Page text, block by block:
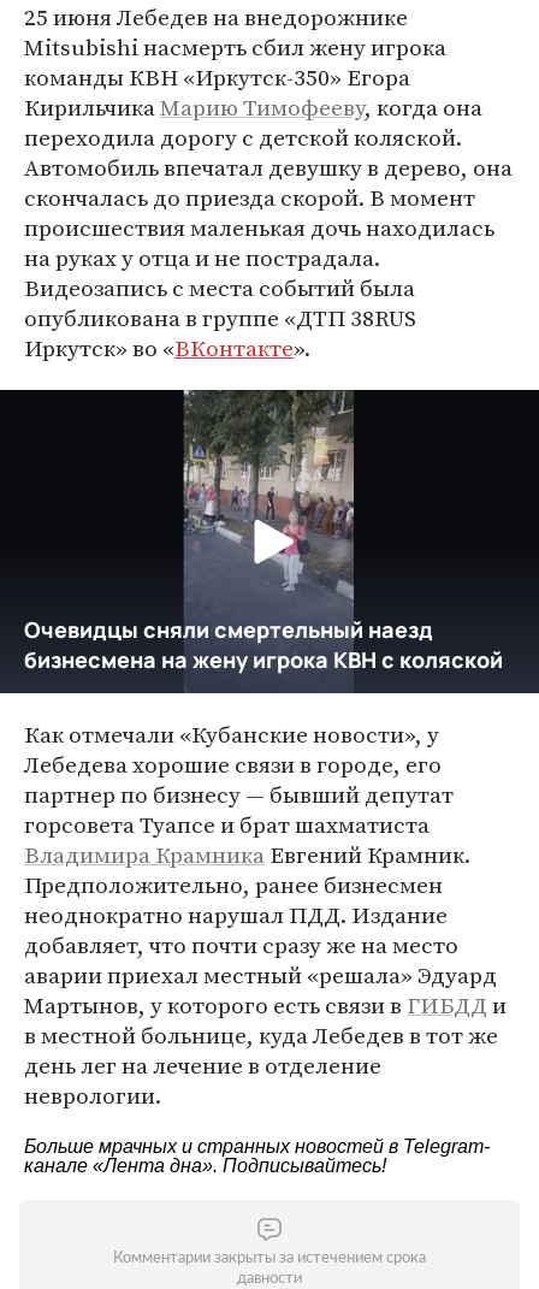
25 июня Лебедев на внедорожнике
Mitsubishi насмерть сбил жену игрока
команды КВН «Иркутск-350» Егора
КирильчикаМарию Тимофееву, когда она
переходила дорогу с детской коляской.
Автомобиль впечатал девушку в дерево, она
скончалась до приезда скорой. В момент
происшествия маленькая дочь находилась
на руках у отца и не пострадала.
Видеозапись с места событий была
опубликована в группе «ДТП 38RUS
Иркутск» во «ВКонтакте».
Как отмечали «Кубанские новости», у
Лебедева хорошие связи в городе, его
партнер по бизнесу — бывший депутат
горсовета Туапсе и брат шахматиста
Владимира КрамникаЕвгений Крамник.
Предположительно, ранее бизнесмен
неоднократно нарушал ПДД. Издание
добавляет, что почти сразу же на место
аварии приехал местный «решала» Эдуард
Мартынов, у которого есть связи в ГИБДДи
в местной больнице, куда Лебедев в тот же
день лег на лечение в отделение
неврологии.
Больше мрачных и странных новостей в Telegram-
канале «Лента дна». Подписывайтесь!
Комментарии закрыты за истечением срока
давности